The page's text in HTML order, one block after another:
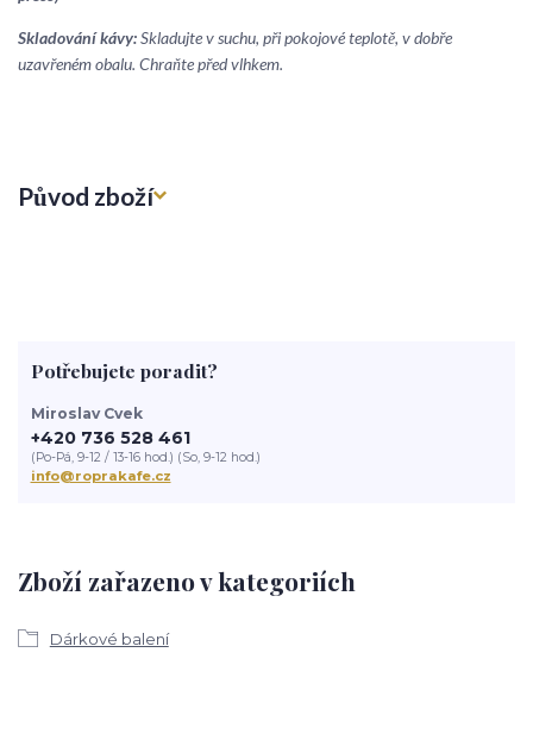
Skladování kávy:Skladujte v suchu, při pokojové teplotě, v dobře
uzavřeném obalu. Chraňte před vlhkem.
Původ zboží
Zboží zařazeno v kategoriích
Dárkové balení
Potřebujete poradit?
Miroslav Cvek
+420 736 528 461
(Po-Pá, 9-12 / 13-16 hod.) (So, 9-12 hod.)
info@roprakafe.cz